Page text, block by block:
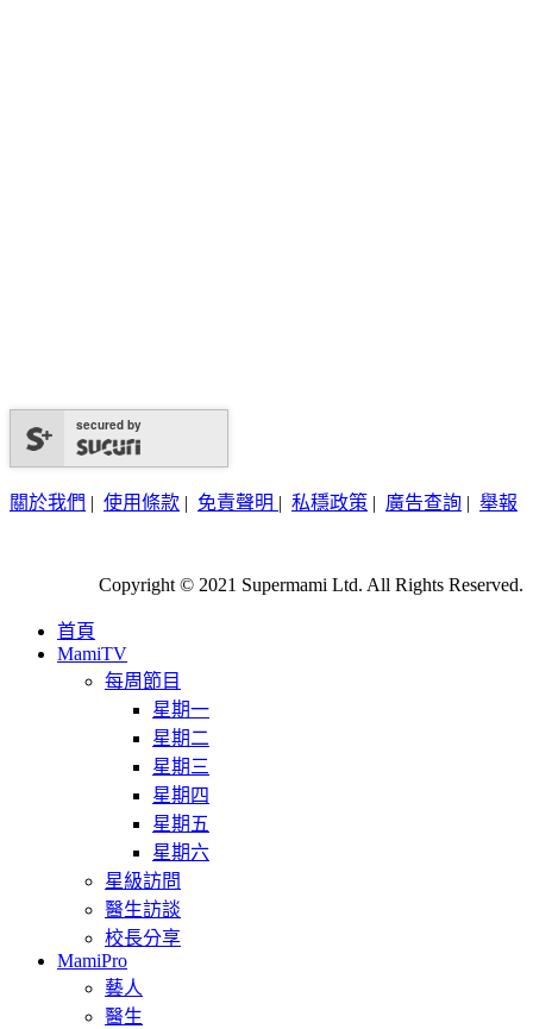
secured by
關於我們 | 使用條款 | 免責聲明 | 私穩政策 | 廣告查詢 | 舉報
Copyright © 2021 Supermami Ltd. All Rights Reserved.
首頁
MamiTV
每周節目
星期一
星期二
星期三
星期四
星期五
星期六
星級訪問
醫生訪談
校長分享
MamiPro
藝人
醫生